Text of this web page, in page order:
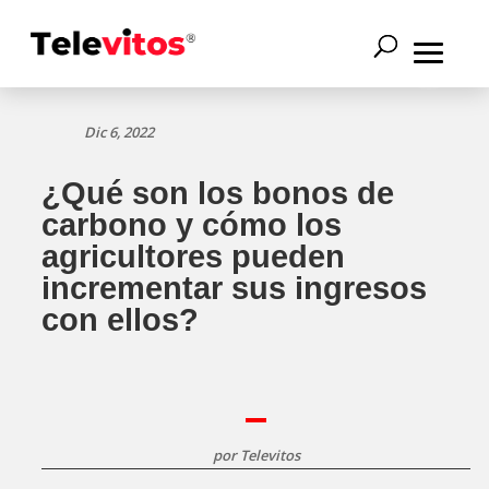
Dic 6, 2022
¿Qué son los bonos de
carbono y cómo los
agricultores pueden
incrementar sus ingresos
con ellos?
por Televitos